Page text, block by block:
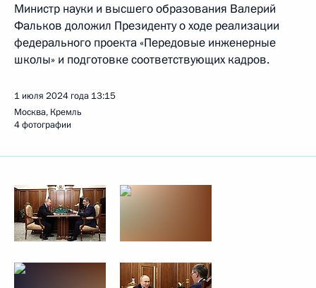
Министр науки и высшего образования Валерий
Фальков доложил Президенту о ходе реализации
федерального проекта «Передовые инженерные
школы» и подготовке соответствующих кадров.
1 июля 2024 года 13:15
Москва, Кремль
4 фотографии